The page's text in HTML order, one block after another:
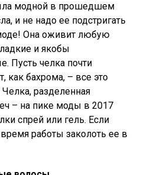
модной в прошедшем
и не надо ее подстригать
Она оживит любую
и якобы
Пусть челка почти
как бахрома, – все это
разделенная
– на пике моды в 2017
спрей или гель. Если
работы заколоть ее в